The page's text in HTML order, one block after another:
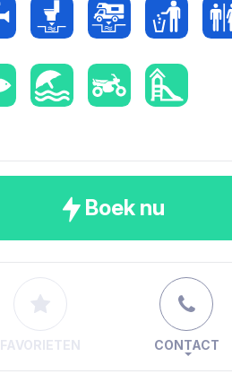
Boek nu
FAVORIETEN CONTACT